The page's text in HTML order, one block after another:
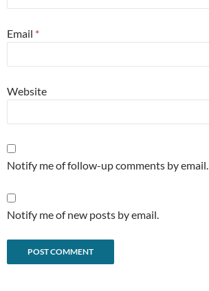
Email *
Website
Notify me of follow-up comments by email.
Notify me of new posts by email.